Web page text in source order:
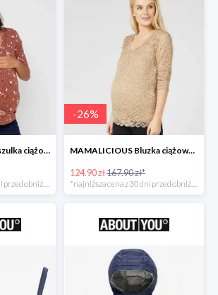
MAMALICIOUS Koszulka ciążowa 'Zana' -26%
*najniższa cena z 30 dni przed obniżką
-26%
MAMALICIOUS Bluzka ciążowa -26%
124.90 zł167.90 zł*
*najniższa cena z 30 dni przed obniżką